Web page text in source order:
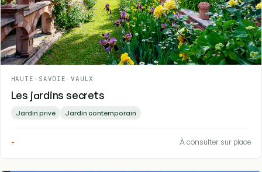
HAUTE-SAVOIE - VAULX
Les jardins secrets
Jardin privé Jardin contemporain
- À consulter sur place